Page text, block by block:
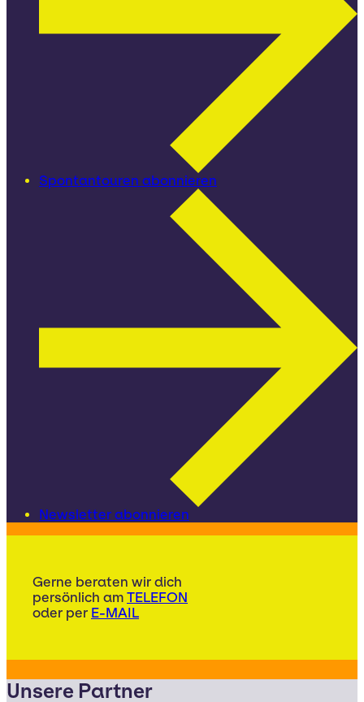
Spontantouren abonnieren
Newsletter abonnieren
Gerne beraten wir dich
persönlich am TELEFON
oder per E-MAIL
Unsere Partner